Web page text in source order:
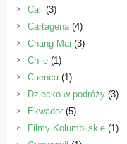
Cali (3)
Cartagena(4)
Chang Mai (3)
Chile(1)
Cuenca(1)
Dziecko w podróży(3)
Ekwador(5)
Filmy Kolumbijskie(1)